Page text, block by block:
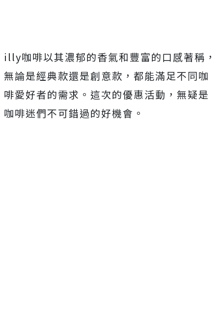
illy咖啡以其濃郁的香氣和豐富的口感著稱，
無論是經典款還是創意款，都能滿足不同咖
啡愛好者的需求。這次的優惠活動，無疑是
咖啡迷們不可錯過的好機會。